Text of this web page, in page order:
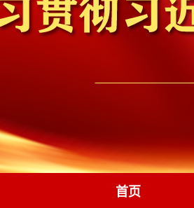
首页